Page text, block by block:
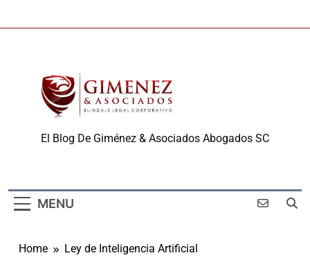
Derechos De Autor Y
Intelectual
El Blog De Giménez & Asociados Abogados SC
MENU
Home Ley de Inteligencia Artificial